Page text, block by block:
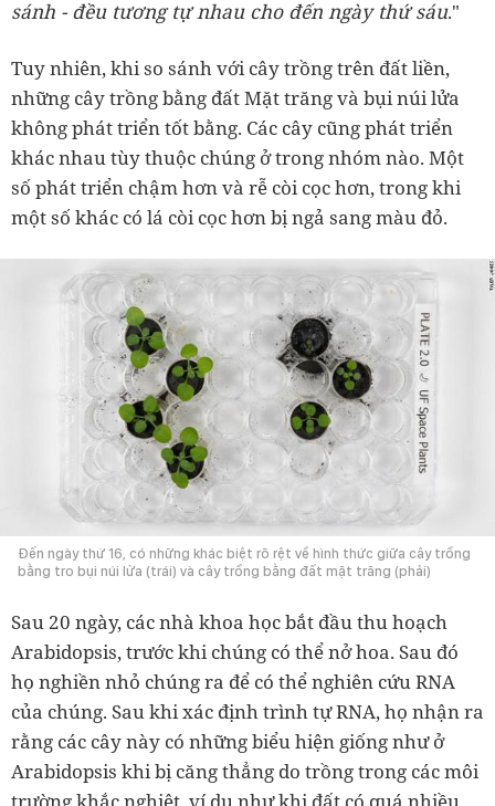
sánh - đều tương tự nhau cho đến ngày thứ sáu."
Tuy nhiên, khi so sánh với cây trồng trên đất liền,
những cây trồng bằng đất Mặt trăng và bụi núi lửa
không phát triển tốt bằng. Các cây cũng phát triển
khác nhau tùy thuộc chúng ở trong nhóm nào. Một
số phát triển chậm hơn và rễ còi cọc hơn, trong khi
một số khác có lá còi cọc hơn bị ngả sang màu đỏ.
Đến ngày thứ 16, có những khác biệt rõ rệt về hình thức giữa cây trồng
bằng tro bụi núi lửa (trái) và cây trồng bằng đất mặt trăng (phải)
Sau 20 ngày, các nhà khoa học bắt đầu thu hoạch
Arabidopsis, trước khi chúng có thể nở hoa. Sau đó
họ nghiền nhỏ chúng ra để có thể nghiên cứu RNA
của chúng. Sau khi xác định trình tự RNA, họ nhận ra
rằng các cây này có những biểu hiện giống như ở
Arabidopsis khi bị căng thẳng do trồng trong các môi
trường khắc nghiệt, ví dụ như khi đất có quá nhiều